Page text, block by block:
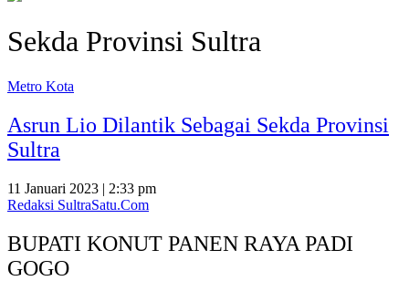
Sekda Provinsi Sultra
Metro Kota
Asrun Lio Dilantik Sebagai Sekda Provinsi
Sultra
11 Januari 2023 | 2:33 pm
Redaksi SultraSatu.Com
BUPATI KONUT PANEN RAYA PADI
GOGO